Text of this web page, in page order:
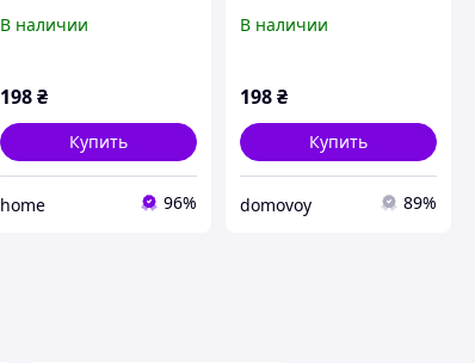
штор в спальню 1,2 м
В наличии
198 ₴
Купить
home 96%
штор в спальню 1,2 м
В наличии
198₴
Купить
domovoy 89%